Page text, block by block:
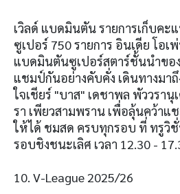
เวิลด์ แบดมินตัน รายการเก็บคะ
ซูเปอร์ 750 รายการ อินเดีย โอ
แบดมินตันซูเปอร์สตาร์ชั้นนำขอ
แชมป์กันอย่างคับคั่ง เดินทางมา
ใจเชียร์ "บาส" เดชาพล พัววรา
รา เพียวสามพราน เพื่อลุ้นคว้าแ
ให้ได้ ชมสด ครบทุกรอบ ที่ ทรูวิ
รอบชิงชนะเลิศ เวลา 12.30 -
10. V-League 2025/26